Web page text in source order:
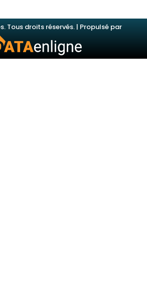
Tous droits réservés. | Propulsé par